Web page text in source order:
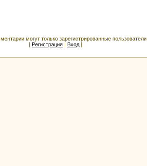
могут только зарегистрированные пользователи.
[ Регистрация | Вход ]